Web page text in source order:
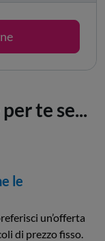
te se...
le
un’offerta
di prezzo fisso.